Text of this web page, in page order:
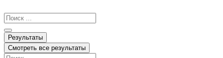
к
содержимому
Search
...
Результаты
Смотреть все результаты